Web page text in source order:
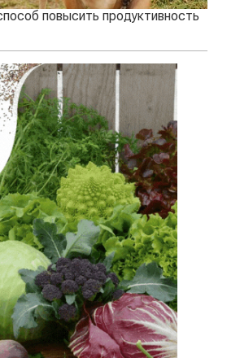
повысить продуктивность